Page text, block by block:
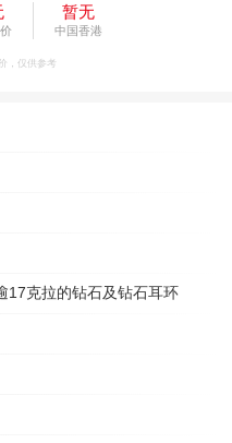
暂无
中国香港
，仅供参考
17克拉的钻石及钻石耳环